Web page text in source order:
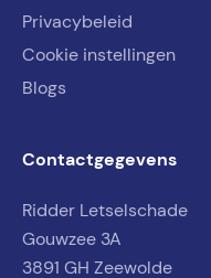
Privacybeleid
Cookie instellingen
Blogs
Contactgegevens
Ridder Letselschade
Gouwzee 3A
3891 GH Zeewolde